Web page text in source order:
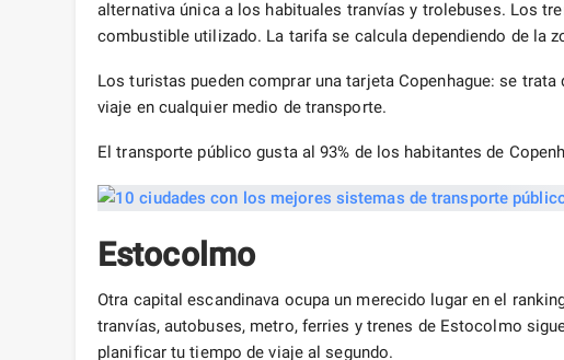
alternativa única a los habituales tranvías y trolebuses. Los
combustible utilizado. La tarifa se calcula dependiendo de la
Los turistas pueden comprar una tarjeta Copenhague: se
viaje en cualquier medio de transporte.
El transporte público gusta al 93% de los habitantes de
Estocolmo
Otra capital escandinava ocupa un merecido lugar en el
tranvías, autobuses, metro, ferries y trenes de Estocolmo
planificar tu tiempo de viaje al segundo.